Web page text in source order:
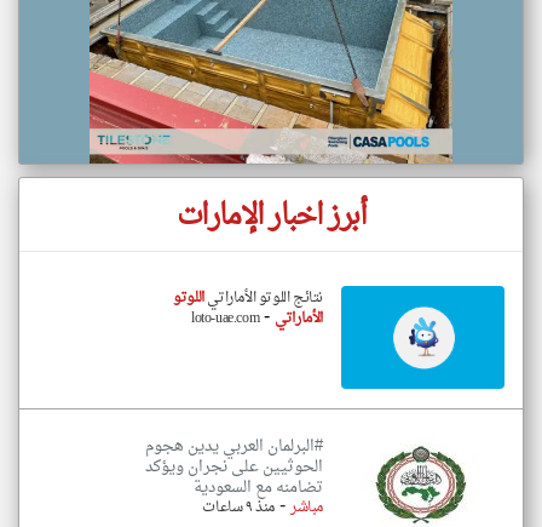
أبرز اخبار الإمارات
نتائج اللوتو الأماراتياللوتو
الأماراتي-
loto-uae.com
#البرلمان العربي يدين هجوم
الحوثيين على نجران ويؤكد
تضامنه مع السعودية
مباشر-منذ ٩ ساعات